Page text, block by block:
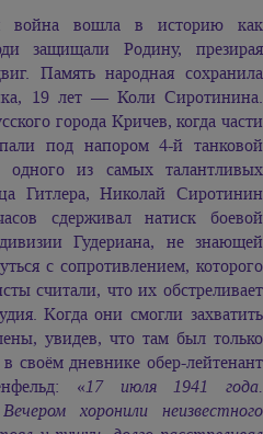
война вошла в историю как
защищали Родину, презирая
Память народная сохранила
19 лет — Коли Сиротинина.
города Кричев, когда части
под напором 4-й танковой
одного из самых талантливых
Гитлера, Николай Сиротинин
сдерживал натиск боевой
Гудериана, не знающей
с сопротивлением, которого
считали, что их обстреливает
Когда они смогли захватить
увидев, что там был только
своём дневнике обер-лейтенант
«17 июля 1941 года.
хоронили неизвестного